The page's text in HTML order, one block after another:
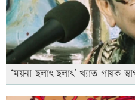
‘ময়না ছলাৎ ছলাৎ’ খ্যাত গায়ক